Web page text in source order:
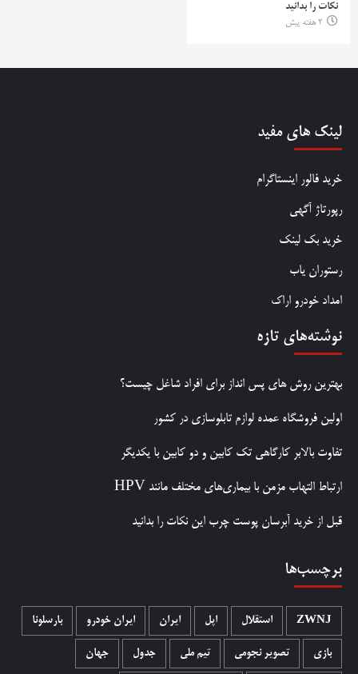
نکات را بدانید
2 هفته پیش
لینک های مفید
خرید فالور اینستاگرام
رپورتاژ آگهی
خرید بک لینک
رستوران یاب
امداد خودرو اراک
نوشته‌های تازه
بهترین روش‌ های پس‌ انداز برای افراد شاغل چیست؟
اولین فروشگاه عمده لوازم تابلوسازی در کشور
تفاوت بالابر کارگاهی تک کابین و دو کابین با یکدیگر
ارتباط التهاب مزمن با بیماری‌های مختلف مانند HPV
قبل از خرید آبرسان پوست چرب این نکات را بدانید
برچسب‌ها
ZWNJ استقلال اپل ایران ایران خودرو بارسلونا
بازی تصویر نجومی تیم ملی جدول جهان